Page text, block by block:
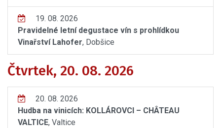
19. 08. 2026
Pravidelné letní degustace vín s prohlídkou
Vinařství Lahofer, Dobšice
Čtvrtek, 20. 08. 2026
20. 08. 2026
Hudba na vinicích: KOLLÁROVCI – CHÂTEAU
VALTICE, Valtice